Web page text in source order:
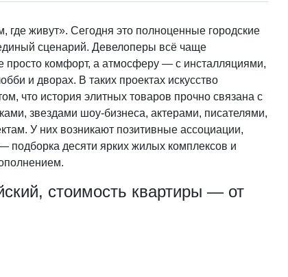
живут». Сегодня это полноценные городские
сценарий. Девелоперы всё чаще
просто комфорт, а атмосферу — с инсталляциями,
и дворах. В таких проектах искусство
что история элитных товаров прочно связана с
звездами шоу-бизнеса, актерами, писателями,
У них возникают позитивные ассоциации,
подборка десяти ярких жилых комплексов и
стоимость квартиры — от